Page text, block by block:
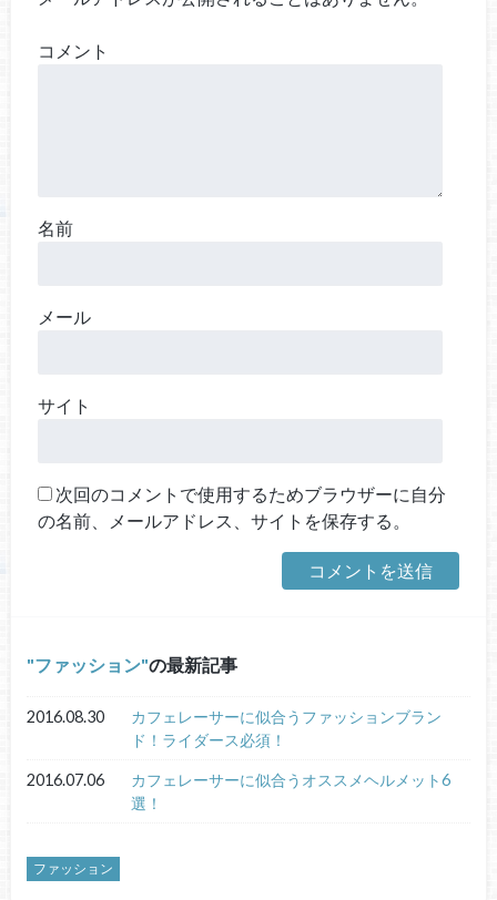
コメント
名前
メール
サイト
次回のコメントで使用するためブラウザーに自分
の名前、メールアドレス、サイトを保存する。
ファッション の最新記事
2016.08.30
カフェレーサーに似合うファッションブラン
ド！ライダース必須！
2016.07.06
カフェレーサーに似合うオススメヘルメット6
選！
ファッション